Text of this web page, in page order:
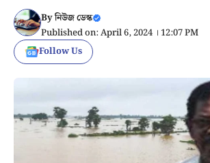
Byনিউজ ডেস্ক
Published on: April 6, 2024 । 12:07 PM
Follow Us